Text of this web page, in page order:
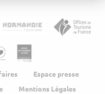
Espace presse
Mentions Légales